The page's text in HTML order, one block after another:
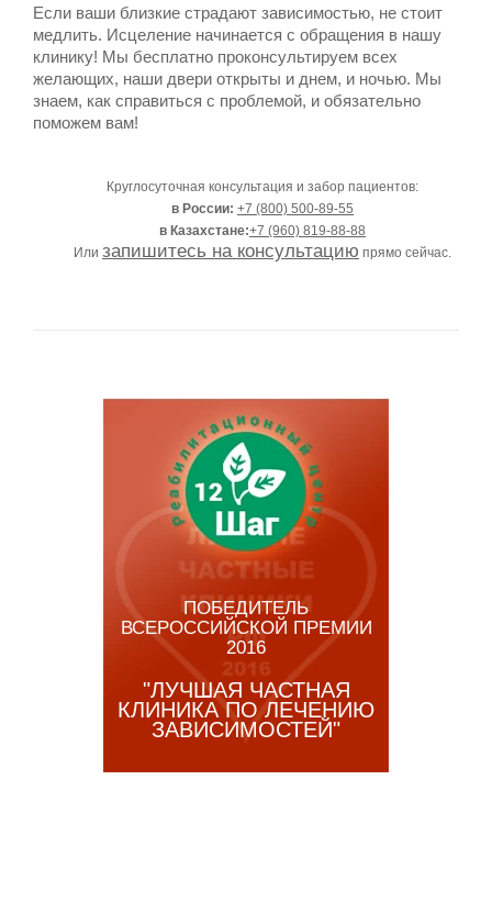
Если ваши близкие страдают зависимостью, не стоит
медлить. Исцеление начинается с обращения в нашу
клинику! Мы бесплатно проконсультируем всех
желающих, наши двери открыты и днем, и ночью. Мы
знаем, как справиться с проблемой, и обязательно
поможем вам!
Круглосуточная консультация и забор пациентов:
в России: +7 (800) 500-89-55
в Казахстане:+7 (960) 819-88-88
Или запишитесь на консультацию прямо сейчас.
ПОБЕДИТЕЛЬ
ВСЕРОССИЙСКОЙ ПРЕМИИ
2016
"ЛУЧШАЯ ЧАСТНАЯ
КЛИНИКА ПО ЛЕЧЕНИЮ
ЗАВИСИМОСТЕЙ"